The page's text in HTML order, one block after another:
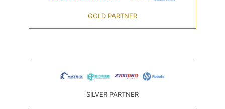
GOLD PARTNER
SILVER PARTNER